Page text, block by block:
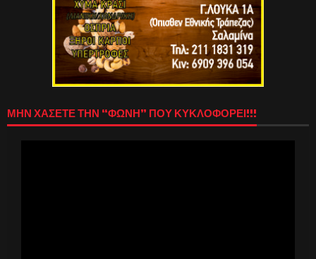
ΜΗΝ ΧΑΣΕΤΕ ΤΗΝ “ΦΩΝΗ” ΠΟΥ ΚΥΚΛΟΦΟΡΕΙ!!!